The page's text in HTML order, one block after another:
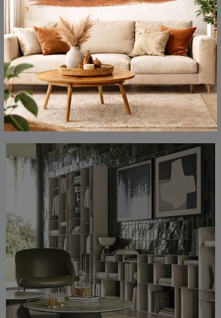
Fulham
Oturma odanı mı yenilemek istiyorsun? Tasarım bölmeli kitaplıklar hakkında daha fazla bilgi edin ve Fulham